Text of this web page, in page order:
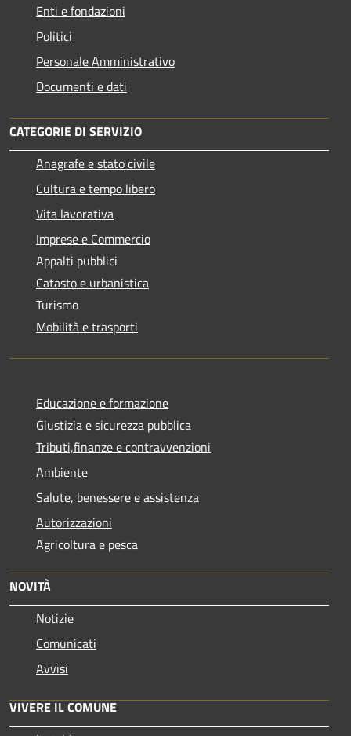
Enti e fondazioni
Politici
Personale Amministrativo
Documenti e dati
CATEGORIE DI SERVIZIO
Anagrafe e stato civile
Cultura e tempo libero
Vita lavorativa
Imprese e Commercio
Appalti pubblici
Catasto e urbanistica
Turismo
Mobilità e trasporti
Educazione e formazione
Giustizia e sicurezza pubblica
Tributi,finanze e contravvenzioni
Ambiente
Salute, benessere e assistenza
Autorizzazioni
Agricoltura e pesca
NOVITÀ
Notizie
Comunicati
Avvisi
VIVERE IL COMUNE